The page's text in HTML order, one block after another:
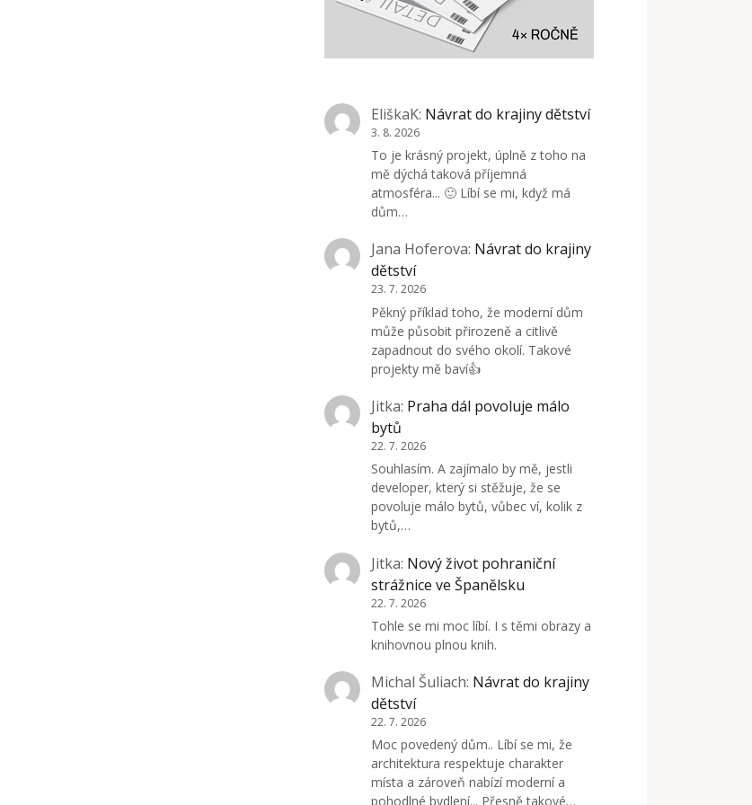
EliškaK: Návrat do krajiny dětství
3. 8. 2026
To je krásný projekt, úplně z toho na
mě dýchá taková příjemná
atmosféra... 🙂 Líbí se mi, když má
dům…
Jana Hoferova: Návrat do krajiny
dětství
23. 7. 2026
Pěkný příklad toho, že moderní dům
může působit přirozeně a citlivě
zapadnout do svého okolí. Takové
projekty mě baví👍
Jitka: Praha dál povoluje málo
bytů
22. 7. 2026
Souhlasím. A zajímalo by mě, jestli
developer, který si stěžuje, že se
povoluje málo bytů, vůbec ví, kolik z
bytů,…
Jitka: Nový život pohraniční
strážnice ve Španělsku
22. 7. 2026
Tohle se mi moc líbí. I s těmi obrazy a
knihovnou plnou knih.
Michal Šuliach: Návrat do krajiny
dětství
22. 7. 2026
Moc povedený dům.. Líbí se mi, že
architektura respektuje charakter
místa a zároveň nabízí moderní a
pohodlné bydlení... Přesně takové…